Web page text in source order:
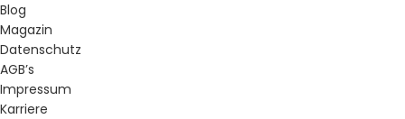
Blog
Magazin
Datenschutz
AGB’s
Impressum
Karriere